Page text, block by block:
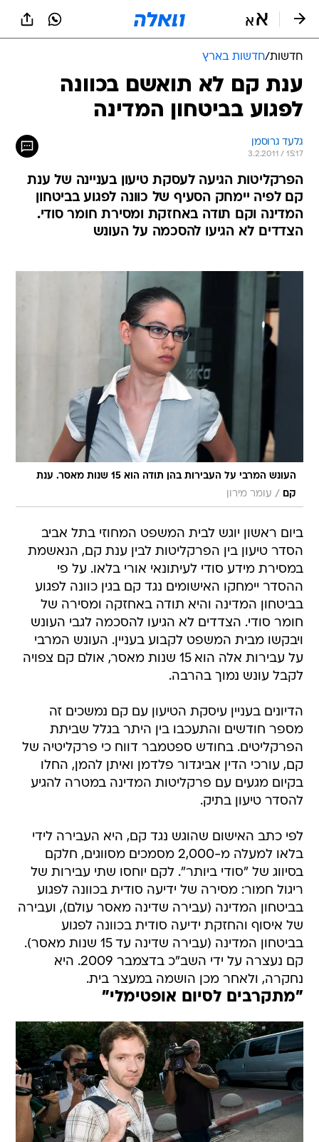
חדשות/חדשות בארץ
ענת קם לא תואשם בכוונה
לפגוע בביטחון המדינה
גלעד גרוסמן
3.2.2011 / 15:17
הפרקליטות הגיעה לעסקת טיעון בעניינה של ענת
קם לפיה יימחק הסעיף של כוונה לפגוע בביטחון
המדינה וקם תודה באחזקת ומסירת חומר סודי.
הצדדים לא הגיעו להסכמה על העונש
העונש המרבי על העבירות בהן תודה הוא 15 שנות מאסר. ענת
קם
/ עומר מירון
ביום ראשון יוגש לבית המשפט המחוזי בתל אביב
הסדר טיעון בין הפרקליטות לבין ענת קם, הנאשמת
במסירת מידע סודי לעיתונאי אורי בלאו. על פי
ההסדר יימחקו האישומים נגד קם בגין כוונה לפגוע
בביטחון המדינה והיא תודה באחזקה ומסירה של
חומר סודי. הצדדים לא הגיעו להסכמה לגבי העונש
ויבקשו מבית המשפט לקבוע בעניין. העונש המרבי
על עבירות אלה הוא 15 שנות מאסר, אולם קם צפויה
לקבל עונש נמוך בהרבה.
הדיונים בעניין עיסקת הטיעון עם קם נמשכים זה
מספר חודשים והתעכבו בין היתר בגלל שביתת
הפרקליטים. בחודש ספטמבר דווח כי פרקליטיה של
קם, עורכי הדין אביגדור פלדמן ואיתן להמן, החלו
בקיום מגעים עם פרקליטות המדינה במטרה להגיע
להסדר טיעון בתיק.
לפי כתב האישום שהוגש נגד קם, היא העבירה לידי
בלאו למעלה מ-2,000 מסמכים מסווגים, חלקם
בסיווג של "סודי ביותר". לקם יוחסו שתי עבירות של
ריגול חמור: מסירה של ידיעה סודית בכוונה לפגוע
בביטחון המדינה (עבירה שדינה מאסר עולם), ועבירה
של איסוף והחזקת ידיעה סודית בכוונה לפגוע
בביטחון המדינה (עבירה שדינה עד 15 שנות מאסר).
קם נעצרה על ידי השב"כ בדצמבר 2009. היא
נחקרה, ולאחר מכן הושמה במעצר בית.
"מתקרבים לסיום אופטימלי"